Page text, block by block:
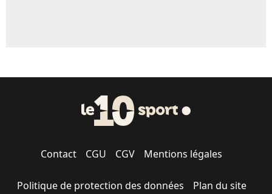
Contact CGU CGV Mentions légales
Politique de protection des données Plan du site